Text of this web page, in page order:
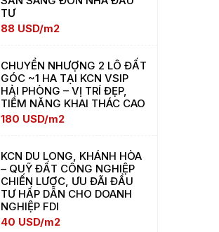
TƯ
88 USD/m2
CHUYỂN NHƯỢNG 2 LÔ ĐẤT
GÓC ~1 HA TẠI KCN VSIP
HẢI PHÒNG – VỊ TRÍ ĐẸP,
TIỀM NĂNG KHAI THÁC CAO
180 USD/m2
KCN DU LONG, KHÁNH HÒA
– QUỸ ĐẤT CÔNG NGHIỆP
CHIẾN LƯỢC, ƯU ĐÃI ĐẦU
TƯ HẤP DẪN CHO DOANH
NGHIỆP FDI
40 USD/m2